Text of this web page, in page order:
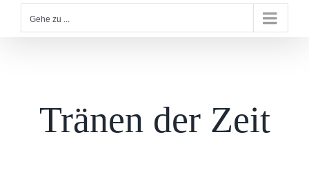
Gehe zu ...
Tränen der Zeit